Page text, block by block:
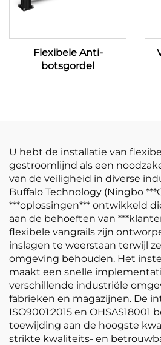
Flexibele Anti-
botsgordel
U hebt de installatie van
gestroomlijnd als een
van de veiligheid in diverse
Buffalo Technology (Ningbo
***oplossingen*** ontwikkeld
aan de behoeften van
flexibele vangrails zijn
inslagen te weerstaan terwijl
omgeving behouden. Het
maakt een snelle
verschillende industriële
fabrieken en magazijnen. De
ISO9001:2015 en OHSAS18001
toewijding aan de hoogste
strikte kwaliteits- en